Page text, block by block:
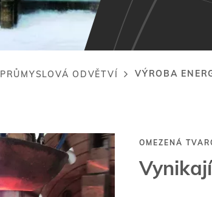
PRŮMYSLOVÁ ODVĚTVÍ VÝROBA
OMEZENÁ